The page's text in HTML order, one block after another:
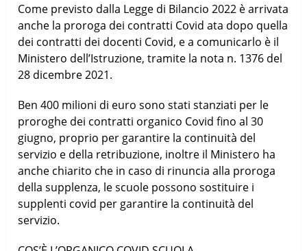
Come previsto dalla Legge di Bilancio 2022 è arrivata
anche la proroga dei contratti Covid ata dopo quella
dei contratti dei docenti Covid, e a comunicarlo è il
Ministero dell’Istruzione, tramite la nota n. 1376 del
28 dicembre 2021.
Ben 400 milioni di euro sono stati stanziati per le
proroghe dei contratti organico Covid fino al 30
giugno, proprio per garantire la continuità del
servizio e della retribuzione, inoltre il Ministero ha
anche chiarito che in caso di rinuncia alla proroga
della supplenza, le scuole possono sostituire i
supplenti covid per garantire la continuità del
servizio.